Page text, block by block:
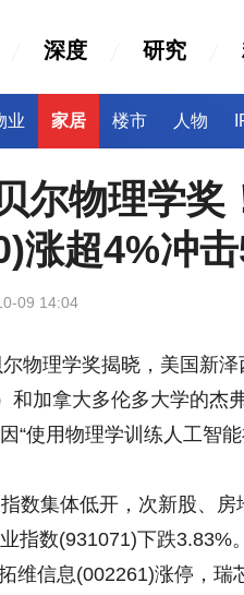
深度 研究
业 家居 楼市 人物
尔物理学奖
涨超4%冲
09 14:04
物理学奖揭晓，美国新
和加拿大多伦多大学的杰
“使用物理学训练人工智能
数集体低开，次新股、
指数(931071)下跌3.83%
维信息(002261)涨停，